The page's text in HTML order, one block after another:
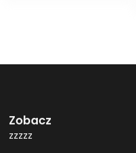
Zobacz
zzzzz